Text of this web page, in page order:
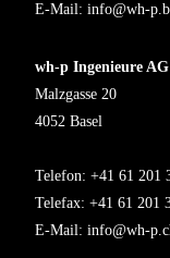
E-Mail: info@wh-
wh-p Ingenieure AG
Malzgasse 20
4052 Basel
Telefon: +41 61 201
Telefax: +41 61 201
E-Mail: info@wh-